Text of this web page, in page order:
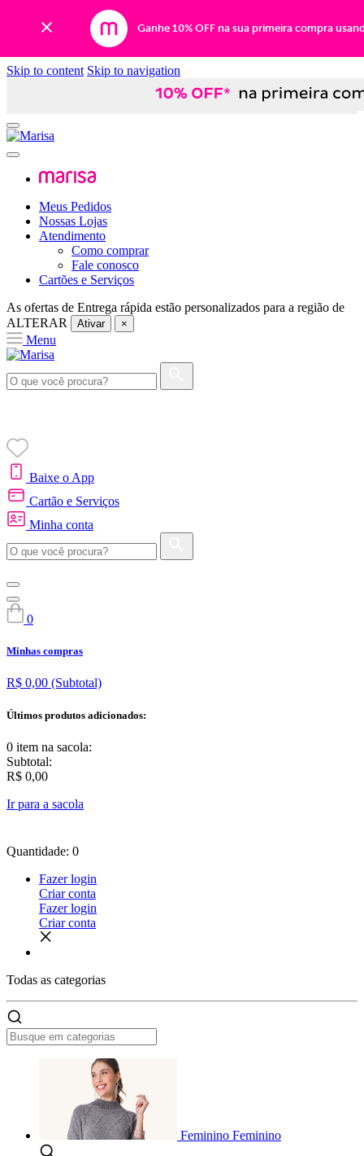
Ganhe 10% OFF na sua primeira compra
Skip to content Skip to navigation
Meus Pedidos
Nossas Lojas
Atendimento
Como comprar
Fale conosco
Cartões e Serviços
As ofertas de Entrega rápida estão personalizados para a região de
ALTERAR
Ativar ×
Menu
Baixe o App
Cartão e Serviços
Minha conta
0
Minhas compras
R$ 0,00 (Subtotal)
Últimos produtos adicionados:
0 item na sacola:
Subtotal:
R$ 0,00
Ir para a sacola
Quantidade: 0
Fazer login
Criar conta
Fazer login
Criar conta
Todas as categorias
Feminino Feminino